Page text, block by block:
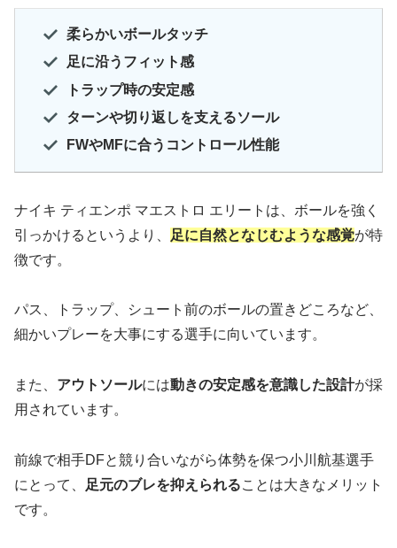
柔らかいボールタッチ
足に沿うフィット感
トラップ時の安定感
ターンや切り返しを支えるソール
FWやMFに合うコントロール性能
ナイキ ティエンポ マエストロ エリートは、ボールを強く
引っかけるというより、
足に自然となじむような感覚が特
徴です。
パス、トラップ、シュート前のボールの置きどころなど、
細かいプレーを大事にする選手に向いています。
また、 アウトソールには動きの安定感を意識した設計が採
用されています。
前線で相手DFと競り合いながら体勢を保つ小川航基選手
にとって、
足元のブレを抑えられることは大きなメリット
です。